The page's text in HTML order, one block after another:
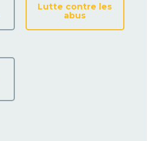
Lutte contre les
abus